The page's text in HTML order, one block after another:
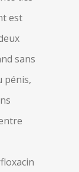
est
sans
pénis,